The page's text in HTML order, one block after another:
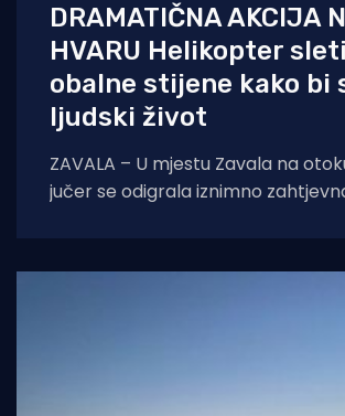
DRAMATIČNA AKCIJA
HVARU Helikopter
obalne stijene kako bi
ljudski život
ZAVALA – U mjestu Zavala na
jučer se odigrala iznimno